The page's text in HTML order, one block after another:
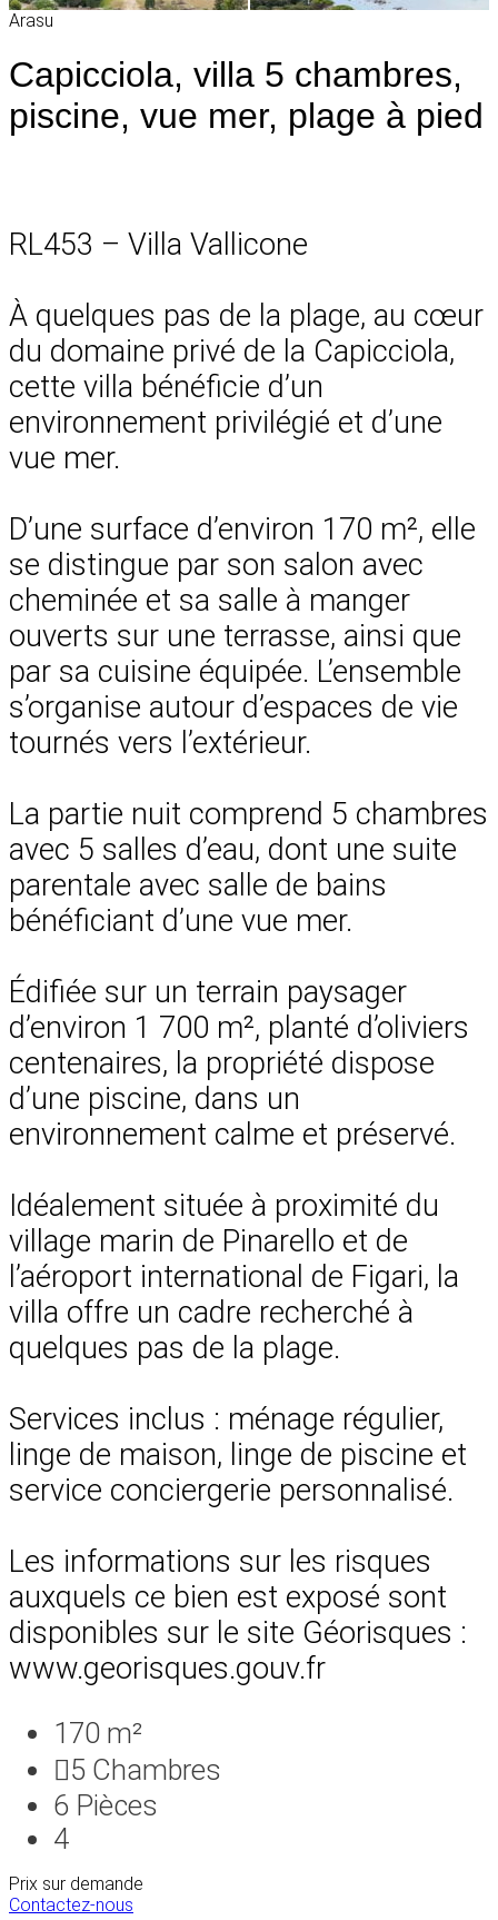
Arasu
Capicciola, villa 5 chambres,
piscine, vue mer, plage à pied
RL453 – Villa Vallicone
À quelques pas de la plage, au cœur
du domaine privé de la Capicciola,
cette villa bénéficie d’un
environnement privilégié et d’une
vue mer.
D’une surface d’environ 170 m², elle
se distingue par son salon avec
cheminée et sa salle à manger
ouverts sur une terrasse, ainsi que
par sa cuisine équipée. L’ensemble
s’organise autour d’espaces de vie
tournés vers l’extérieur.
La partie nuit comprend 5 chambres
avec 5 salles d’eau, dont une suite
parentale avec salle de bains
bénéficiant d’une vue mer.
Édifiée sur un terrain paysager
d’environ 1 700 m², planté d’oliviers
centenaires, la propriété dispose
d’une piscine, dans un
environnement calme et préservé.
Idéalement située à proximité du
village marin de Pinarello et de
l’aéroport international de Figari, la
villa offre un cadre recherché à
quelques pas de la plage.
Services inclus : ménage régulier,
linge de maison, linge de piscine et
service conciergerie personnalisé.
Les informations sur les risques
auxquels ce bien est exposé sont
disponibles sur le site Géorisques :
www.georisques.gouv.fr
170 m²
5 Chambres
6 Pièces
4
Prix sur demande
Contactez-nous